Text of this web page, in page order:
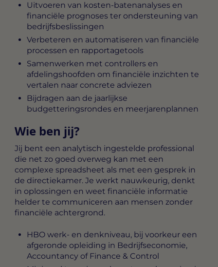
Uitvoeren van kosten-batenanalyses en
financiële prognoses ter ondersteuning van
bedrijfsbeslissingen
Verbeteren en automatiseren van financiële
processen en rapportagetools
Samenwerken met controllers en
afdelingshoofden om financiële inzichten te
vertalen naar concrete adviezen
Bijdragen aan de jaarlijkse
budgetteringsrondes en meerjarenplannen
Wie ben jij?
Jij bent een analytisch ingestelde professional
die net zo goed overweg kan met een
complexe spreadsheet als met een gesprek in
de directiekamer. Je werkt nauwkeurig, denkt
in oplossingen en weet financiële informatie
helder te communiceren aan mensen zonder
financiële achtergrond.
HBO werk- en denkniveau, bij voorkeur een
afgeronde opleiding in Bedrijfseconomie,
Accountancy of Finance & Control